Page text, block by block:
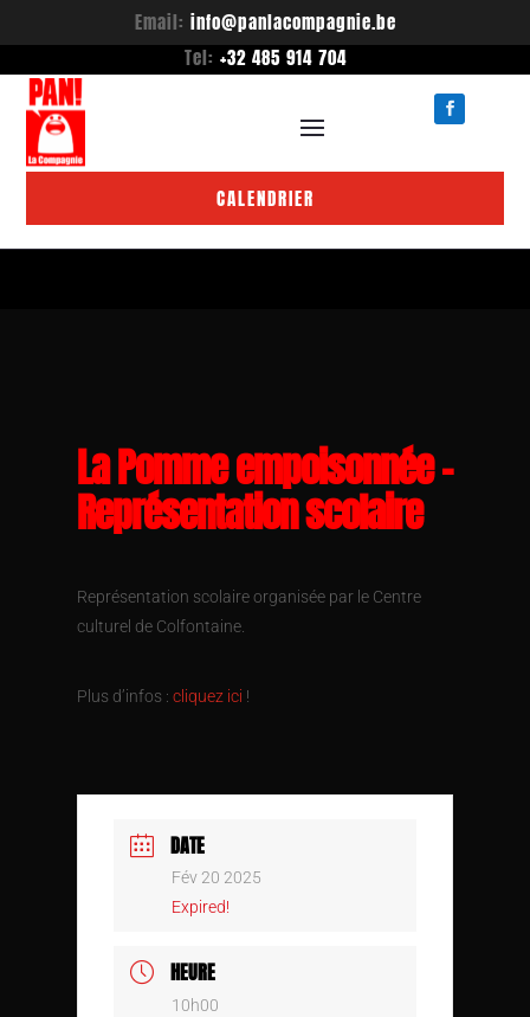
Email: info@panlacompagnie.be
Tel: +32 485 914 704
CALENDRIER
La Pomme empoisonnée –
Représentation scolaire
Représentation scolaire organisée par le Centre
culturel de Colfontaine.
Plus d’infos : cliquez ici !
DATE
Fév 20 2025
Expired!
HEURE
10h00